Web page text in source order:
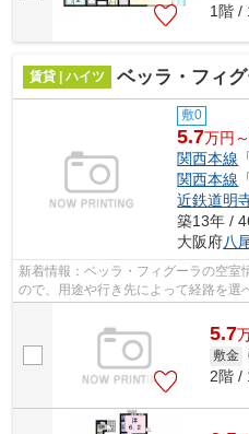
1階 /
賃貸 | ハイツ ベッラ・フィ
敷0
5.7万円
関西本線
関西本線
近鉄道明
築13年 /
大阪府八
新着情報：ベッラ・フィグーラの空室
ので、用途や行き先によって経路を選
駐車場がご利用いただけます。周辺環
5.7
敷金
2階 /